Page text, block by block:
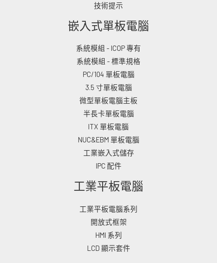
技術提示
嵌入式單板電腦
系統模組 - ICOP 專有
系統模組 - 標準規格
PC/104 單板電腦
3.5 寸單板電腦
微型單板電腦主板
半長卡單板電腦
ITX 單板電腦
NUC&EBM 單板電腦
工業嵌入式儲存
IPC 配件
工業平板電腦
工業平板電腦系列
開放式框架
HMI 系列
LCD 顯示套件